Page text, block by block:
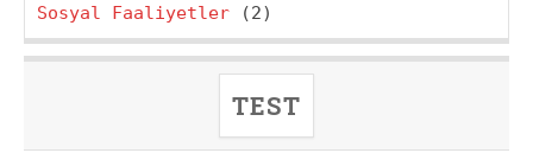
Sosyal Faaliyetler (2)
TEST